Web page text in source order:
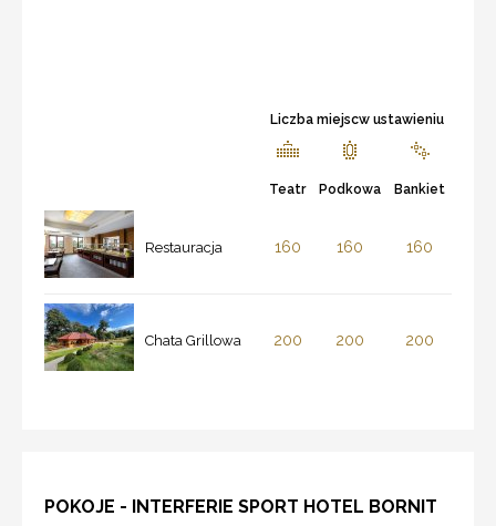
Liczba miejscw ustawieniu
Teatr Podkowa Bankiet
Restauracja 160 160 160
Chata Grillowa 200 200 200
POKOJE - INTERFERIE SPORT HOTEL BORNIT